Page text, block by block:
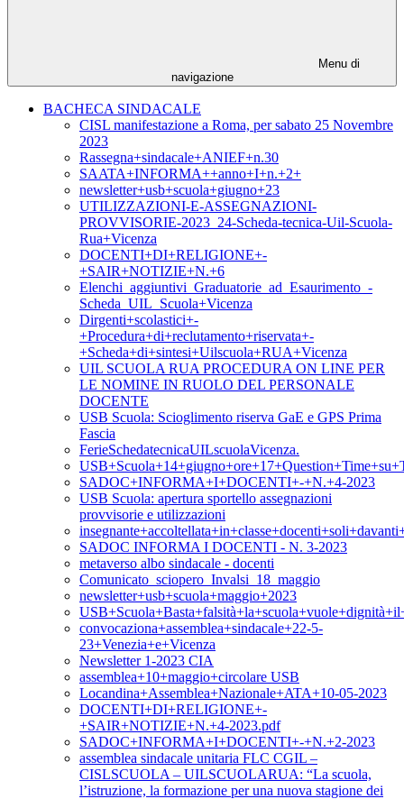
Menu di
navigazione
BACHECA SINDACALE
CISL manifestazione a Roma, per sabato 25 Novembre
2023
Rassegna+sindacale+ANIEF+n.30
SAATA+INFORMA++anno+I+n.+2+
newsletter+usb+scuola+giugno+23
UTILIZZAZIONI-E-ASSEGNAZIONI-
PROVVISORIE-2023_24-Scheda-tecnica-Uil-Scuola-
Rua+Vicenza
DOCENTI+DI+RELIGIONE+-
+SAIR+NOTIZIE+N.+6
Elenchi_aggiuntivi_Graduatorie_ad_Esaurimento_-
Scheda_UIL_Scuola+Vicenza
Dirgenti+scolastici+-
+Procedura+di+reclutamento+riservata+-
+Scheda+di+sintesi+Uilscuola+RUA+Vicenza
UIL SCUOLA RUA PROCEDURA ON LINE PER
LE NOMINE IN RUOLO DEL PERSONALE
DOCENTE
USB Scuola: Scioglimento riserva GaE e GPS Prima
Fascia
FerieSchedatecnicaUILscuolaVicenza.
SADOC+INFORMA+I+DOCENTI+-+N.+4-2023
USB Scuola: apertura sportello assegnazioni
provvisorie e utilizzazioni
SADOC INFORMA I DOCENTI - N. 3-2023
metaverso albo sindacale - docenti
Comunicato_sciopero_Invalsi_18_maggio
newsletter+usb+scuola+maggio+2023
convocaziona+assemblea+sindacale+22-5-
23+Venezia+e+Vicenza
Newsletter 1-2023 CIA
assemblea+10+maggio+circolare USB
Locandina+Assemblea+Nazionale+ATA+10-05-2023
DOCENTI+DI+RELIGIONE+-
+SAIR+NOTIZIE+N.+4-2023.pdf
SADOC+INFORMA+I+DOCENTI+-+N.+2-2023
assemblea sindacale unitaria FLC CGIL –
CISLSCUOLA – UILSCUOLARUA: “La scuola,
l’istruzione, la formazione per una nuova stagione dei